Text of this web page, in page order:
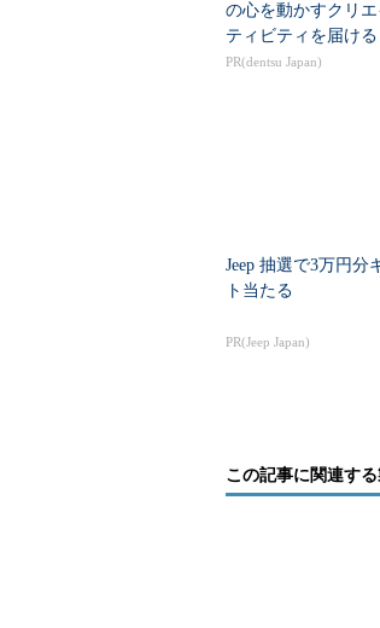
の心を動かすクリエ
ティビティを届ける
PR(dentsu Japan)
Jeep 抽選で3万円分
ト当たる
PR(Jeep Japan)
この記事に関連す